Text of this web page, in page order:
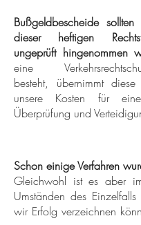
Bußgeldbescheide
dieser heftigen
ungeprüft hingenommen
eine
besteht, übernimmt
unsere Kosten für
Überprüfung und
Schon einige Verfahren
Gleichwohl ist es aber
Umständen des
wir Erfolg verzeichnen